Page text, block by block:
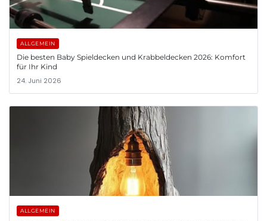
ALLGEMEIN
Die besten Baby Spieldecken und Krabbeldecken 2026: Komfort
für Ihr Kind
24. Juni 2026
ALLGEMEIN